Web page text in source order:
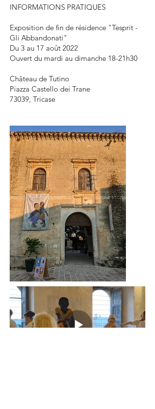
INFORMATIONS PRATIQUES
Exposition de fin de résidence "Tesprit -
Gli Abbandonati"
Du 3 au 17 août 2022
Ouvert du mardi au dimanche 18-21h30
Château de Tutino
Piazza Castello dei Trane
73039, Tricase